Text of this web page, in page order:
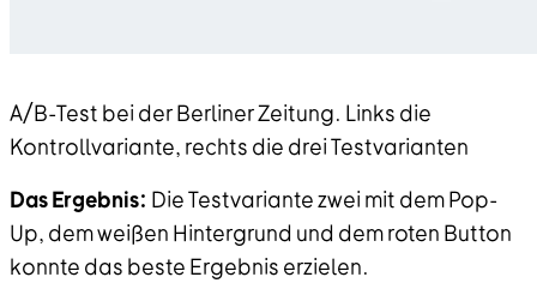
A/B-Test bei der Berliner Zeitung. Links die
Kontrollvariante, rechts die drei Testvarianten
Das Ergebnis: Die Testvariante zwei mit dem Pop-
Up, dem weißen Hintergrund und dem roten Button
konnte das beste Ergebnis erzielen.